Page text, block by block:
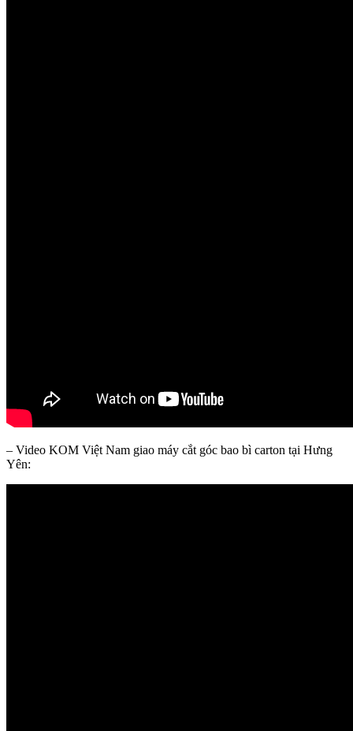
– Video KOM Việt Nam giao máy cắt góc bao bì carton tại Hưng
Yên: